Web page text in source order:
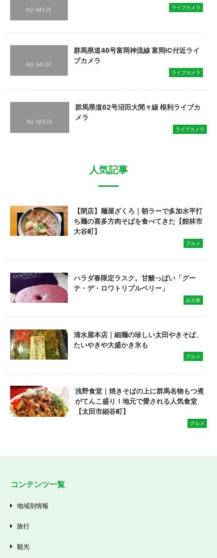
ライブカメラ
群馬県道46号富岡神流線 富岡IC付近ライ
ブカメラ
ライブカメラ
群馬県道62号沼田大間々線 根利ライブカ
メラ
ライブカメラ
人気記事
【閉店】麺屋ざくろ｜朝ラーで多加水平打
ち麺の喜多方肉そばを食べてきた【館林市
大谷町】
グルメ
ハラダ春限定ラスク。甘酸っぱい「グー
テ・デ・ロワトリプルベリー」
お土産
清水屋本店｜細麺の珍しい太田やきそば、
たいやきや大盛かき氷も
グルメ
浅野食堂｜焼きそばの上に群馬名物もつ煮
がてんこ盛り！地元で愛される人気食堂
【太田市細谷町】
グルメ
コンテンツ一覧
地域別情報
旅行
観光